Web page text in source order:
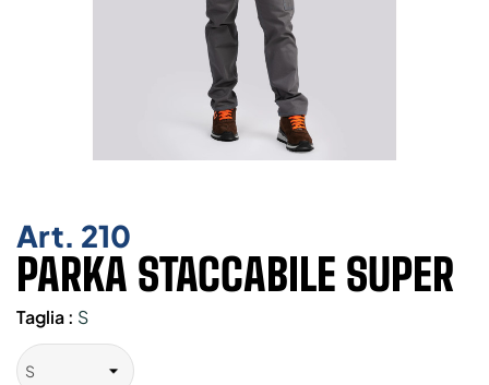
Art. 210
PARKA STACCABILE SUPER
Taglia : S